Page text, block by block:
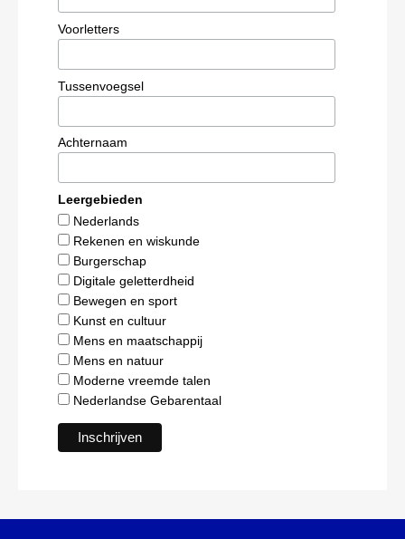
Voorletters
Tussenvoegsel
Achternaam
Leergebieden
Nederlands
Rekenen en wiskunde
Burgerschap
Digitale geletterdheid
Bewegen en sport
Kunst en cultuur
Mens en maatschappij
Mens en natuur
Moderne vreemde talen
Nederlandse Gebarentaal